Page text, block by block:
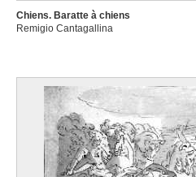
Chiens. Baratte à chiens
Remigio Cantagallina